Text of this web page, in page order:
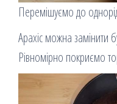
Перемішуємо до
Арахіс можна замінити
Рівномірно покриємо